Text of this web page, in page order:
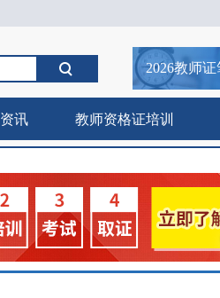
2026教师证
讯 教师资格证培训